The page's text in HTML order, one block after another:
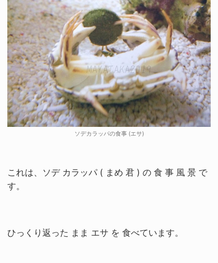
ソデカラッパの食事 (エサ)
これは、ソデ カラッパ ( まめ 君 ) の 食 事 風 景 で
す。
ひっくり返った まま エサ を 食べています。